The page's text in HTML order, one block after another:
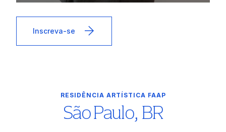
Inscreva-se
RESIDÊNCIA ARTÍSTICA FAAP
São Paulo, BR